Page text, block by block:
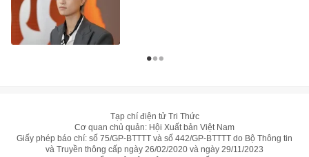
Tạp chí điện tử Tri Thức
Cơ quan chủ quản: Hội Xuất bản Việt Nam
Giấy phép báo chí: số 75/GP-BTTTT và số 442/GP-BTTTT do Bộ Thông tin
và Truyền thông cấp ngày 26/02/2020 và ngày 29/11/2023